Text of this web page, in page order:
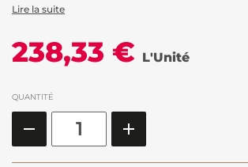
Lire la suite
238,33 € L'Unité
QUANTITÉ